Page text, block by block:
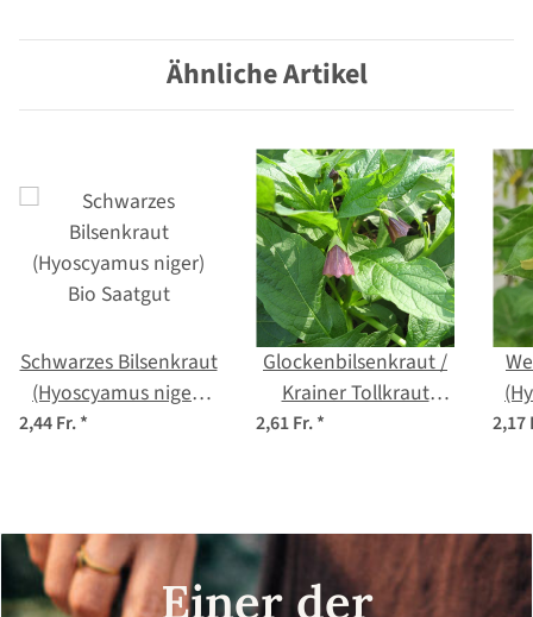
Ähnliche Artikel
Schwarzes Bilsenkraut
(Hyoscyamus niger)
Bio Saatgut
2,44 Fr.*
Glockenbilsenkraut /
Krainer Tollkraut
(Scopolia carniolica)
2,61 Fr.* 2,17
Einer der